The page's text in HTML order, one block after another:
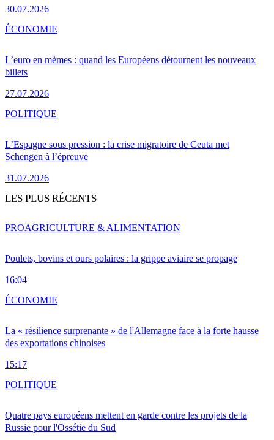
30.07.2026
L’euro en mèmes : quand les Européens détournent les nouveaux
billets
27.07.2026
ÉCONOMIE
L’Espagne sous pression : la crise migratoire de Ceuta met
Schengen à l’épreuve
31.07.2026
POLITIQUE
LES PLUS RÉCENTS
Poulets, bovins et ours polaires : la grippe aviaire se propage
16:04
PROAGRICULTURE & ALIMENTATION
La « résilience surprenante » de l'Allemagne face à la forte hausse
des exportations chinoises
15:17
ÉCONOMIE
Quatre pays européens mettent en garde contre les projets de la
Russie pour l'Ossétie du Sud
POLITIQUE